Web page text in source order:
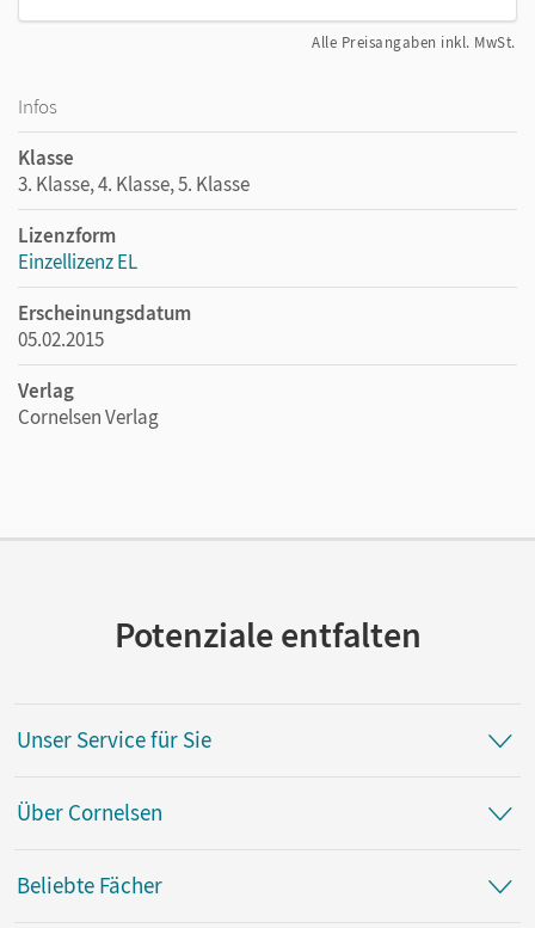
Alle Preisangaben inkl. MwSt.
Infos
Klasse
3. Klasse, 4. Klasse, 5. Klasse
Lizenzform
Einzellizenz EL
Erscheinungsdatum
05.02.2015
Verlag
Cornelsen Verlag
Potenziale entfalten
Unser Service für Sie
Über Cornelsen
Beliebte Fächer